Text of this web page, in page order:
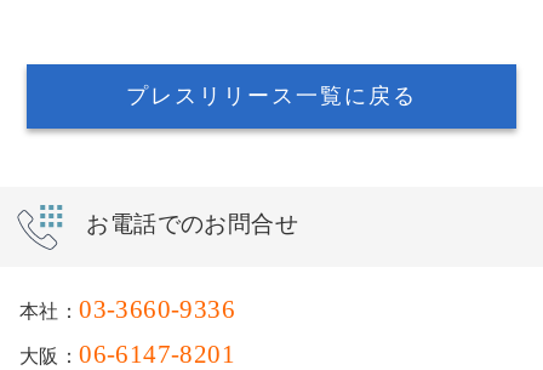
プレスリリース一覧に戻る
お電話でのお問合せ
本社：03-3660-9336
大阪：06-6147-8201